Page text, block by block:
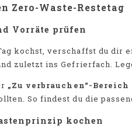
Zero-Waste-Restetag
Vorräte prüfen
kochst, verschaffst du dir
zuletzt ins Gefrierfach.
„Zu verbrauchen“-
So findest du die
kochen